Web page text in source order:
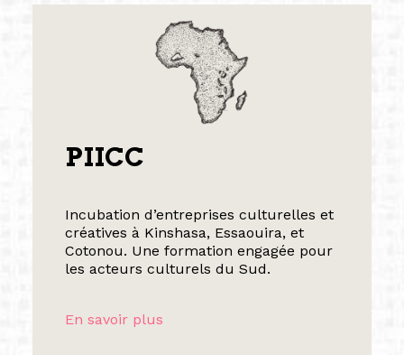
PIICC
Incubation d’entreprises culturelles et
créatives à Kinshasa, Essaouira, et
Cotonou. Une formation engagée pour
les acteurs culturels du Sud.
En savoir plus